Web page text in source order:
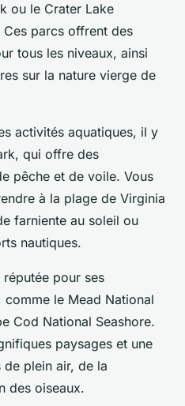
ou le Crater Lake
parcs offrent des
tous les niveaux, ainsi
sur la nature vierge de
activités aquatiques, il y
qui offre des
pêche et de voile. Vous
à la plage de Virginia
farniente au soleil ou
nautiques.
pour ses
le Mead National
Cod National Seashore.
paysages et une
plein air, de la
des oiseaux.